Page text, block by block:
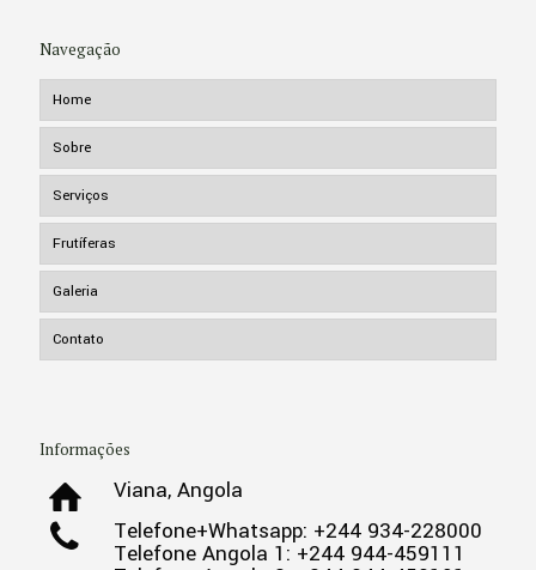
Navegação
Home
Sobre
Serviços
Frutíferas
Galeria
Contato
Informações
Viana, Angola
Telefone+Whatsapp: +244 934-228000
Telefone Angola 1: +244 944-459111